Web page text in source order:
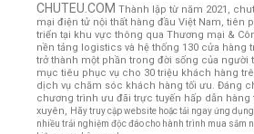
CHUTEU.COM Thành lập từ năm 2021,
mại điện tử nội thất hàng đầu Việt Nam, tiên
triển tại khu vực thông qua Thương mại &
nền tảng logistics và hệ thống 130 cửa hàng
trở thành một phần trong đời sống của người
mục tiêu phục vụ cho 30 triệu khách hàng
dịch vụ chăm sóc khách hàng tối ưu. Đáng
chương trình ưu đãi trực tuyến hấp dẫn hàng
xuyên, Hãy truy cập website hoặc tải ngay ứng
nhiều trải nghiệm độc đáo cho hành trình mua sắm